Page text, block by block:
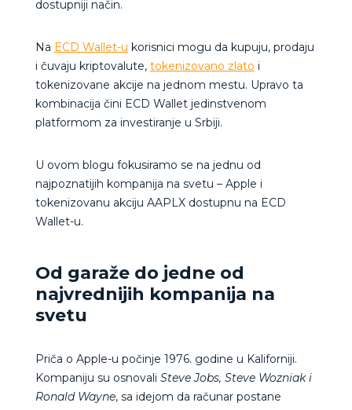
dostupniji način.
Na ECD Wallet-u korisnici mogu da kupuju, prodaju
i čuvaju kriptovalute, tokenizovano zlato i
tokenizovane akcije na jednom mestu. Upravo ta
kombinacija čini ECD Wallet jedinstvenom
platformom za investiranje u Srbiji.
U ovom blogu fokusiramo se na jednu od
najpoznatijih kompanija na svetu – Apple i
tokenizovanu akciju AAPLX dostupnu na ECD
Wallet-u.
Od garaže do jedne od
najvrednijih kompanija na
svetu
Priča o Apple-u počinje 1976. godine u Kaliforniji.
Kompaniju su osnovali Steve Jobs, Steve Wozniak i
Ronald Wayne, sa idejom da računar postane